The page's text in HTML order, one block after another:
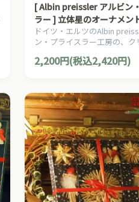
[ Albin preissler アルビン
ラー ] 立体星のオーナメン
ムの星 銀の星 立体 大 3D
メント
ドイツ・エルツのAlbin
ン・プライスラー工房の、ク
トです。
2,200円(税込2,420円)